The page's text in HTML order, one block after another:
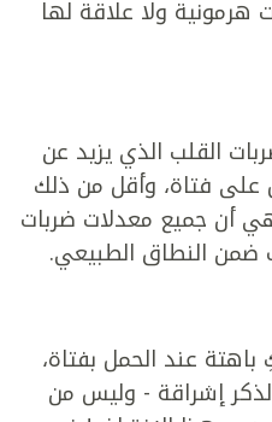
هرمونية ولا علاقة لها
القلب الذي يزيد عن
على فتاة، وأقل من ذلك
أن جميع معدلات ضربات
ضمن النطاق الطبيعي.
عند الحمل بفتاة،
إشراقة - وليس من